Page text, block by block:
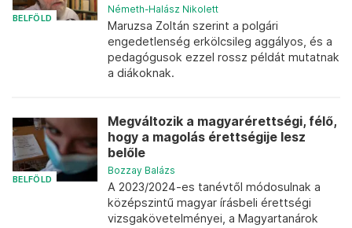
BELFÖLD
Németh-Halász Nikolett
Maruzsa Zoltán szerint a polgári
engedetlenség erkölcsileg aggályos, és a
pedagógusok ezzel rossz példát mutatnak
a diákoknak.
BELFÖLD
Megváltozik a magyarérettségi, félő,
hogy a magolás érettségije lesz
belőle
Bozzay Balázs
A 2023/2024-es tanévtől módosulnak a
középszintű magyar írásbeli érettségi
vizsgakövetelményei, a Magyartanárok